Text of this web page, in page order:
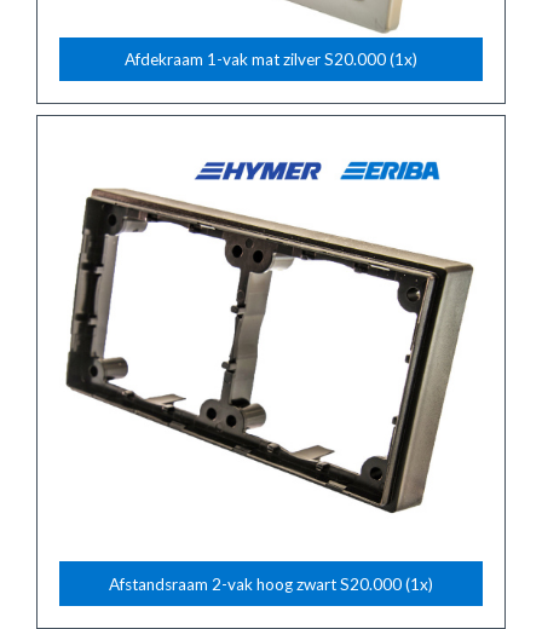
Afdekraam 1-vak mat zilver S20.000 (1x)
Afstandsraam 2-vak hoog zwart S20.000 (1x)